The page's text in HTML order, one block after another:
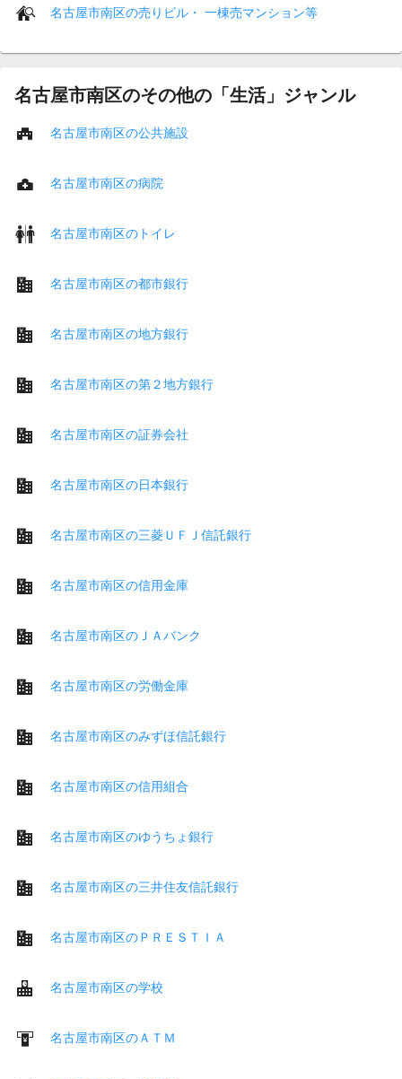
名古屋市南区の売りビル・ 一棟売マンション等
名古屋市南区のその他の「生活」ジャンル
名古屋市南区の公共施設
名古屋市南区の病院
名古屋市南区のトイレ
名古屋市南区の都市銀行
名古屋市南区の地方銀行
名古屋市南区の第２地方銀行
名古屋市南区の証券会社
名古屋市南区の日本銀行
名古屋市南区の三菱ＵＦＪ信託銀行
名古屋市南区の信用金庫
名古屋市南区のＪＡバンク
名古屋市南区の労働金庫
名古屋市南区のみずほ信託銀行
名古屋市南区の信用組合
名古屋市南区のゆうちょ銀行
名古屋市南区の三井住友信託銀行
名古屋市南区のＰＲＥＳＴＩＡ
名古屋市南区の学校
名古屋市南区のＡＴＭ